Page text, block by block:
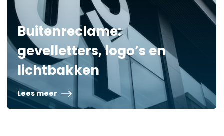
Buitenreclame:
gevelletters, logo’s en
lichtbakken
Lees meer